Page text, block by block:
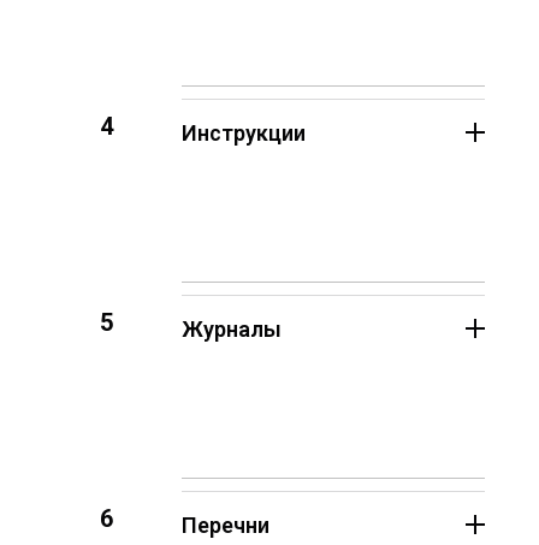
4 Инструкции
5 Журналы
6 Перечни